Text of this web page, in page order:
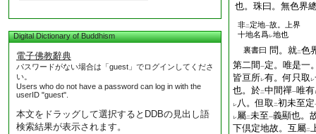
Digital Dictionary of Buddhism
電子佛教辭典
パスワードがない場合は「guest」でログインしてくださ
い。
Users who do not have a password can log in with the
userID "guest".
本文をドラッグして選択するとDDBの見出し語
検索結果が表示されます。
也。珠曰。無色界
非二定地一故。上界
十地名爲レ地也
裏書曰 問。就二色
第二間 一定。唯是一
皆亘所レ有。何只取 レ
也。於二中間禪一唯有
レ八。但取 二初未至定
レ屬二未至一義顯也。
下倶定地故。互屬二